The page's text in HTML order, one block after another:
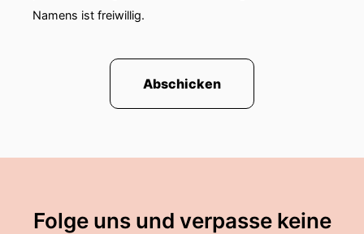
Namens ist freiwillig.
Abschicken
Folge uns und verpasse keine